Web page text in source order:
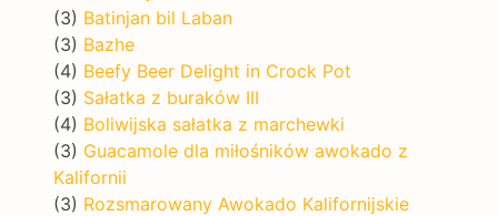
(3) Batinjan bil Laban
(3) Bazhe
(4) Beefy Beer Delight in Crock Pot
(3) Sałatka z buraków III
(4) Boliwijska sałatka z marchewki
(3) Guacamole dla miłośników awokado z
Kalifornii
(3) Rozsmarowany Awokado Kalifornijskie